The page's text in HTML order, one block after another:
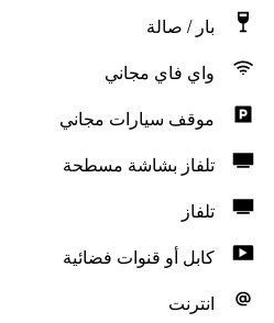
بار / صالة
واي فاي مجاني
موقف سيارات مجاني
تلفاز بشاشة مسطحة
تلفاز
كابل أو قنوات فضائية
انترنت